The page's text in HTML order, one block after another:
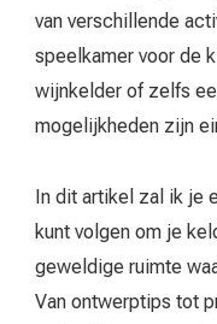
van verschillende
speelkamer voor de
wijnkelder of zelfs
mogelijkheden zijn
In dit artikel zal ik je
kunt volgen om je
geweldige ruimte
Van ontwerptips tot